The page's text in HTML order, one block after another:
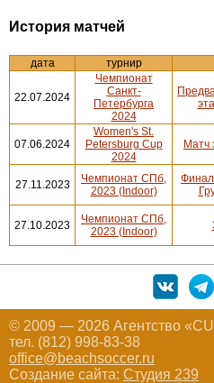
История матчей
дата турнир
22.07.2024
Чемпионат
Санкт-
Петербурга
2024
07.06.2024
Women's St.
Petersburg Cup
2024
Матч
27.11.2023
Чемпионат СПб,
2023 (Indoor)
27.10.2023
Чемпионат СПб,
2023 (Indoor)
© 2009 — 2026 Агентство
тел. (812) 998-83-38
office@beachsoccer.ru
Создание сайта: Студия 239